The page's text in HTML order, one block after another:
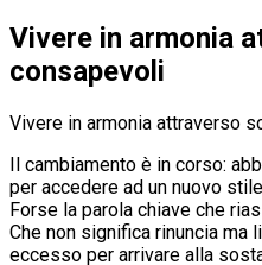
Vivere in armonia
consapevoli
Vivere in armonia attraverso
Il cambiamento è in corso:
per accedere ad un nuovo
Forse la parola chiave che
Che non significa rinuncia ma
eccesso per arrivare alla